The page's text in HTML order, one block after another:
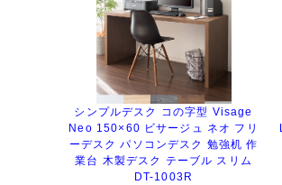
シンプルデスク コの字型 Visage
Neo 150×60 ビサージュ ネオ フリ
ーデスク パソコンデスク 勉強机 作
業台 木製デスク テーブル スリム
DT-1003R